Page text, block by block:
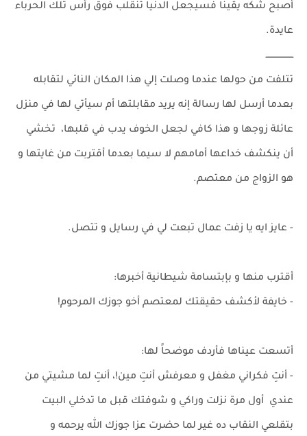
أصبح شكه يقيناً فسيجعل الدنيا تنقلب فوق رأس تلك الحرباء
عايدة.
ــــــــــــــــــــ
تتلفت من حولها عندما وصلت إلي هذا المكان النائي لتقابله
بعدما أرسل لها رسالة إنه يريد مقابلتها أم سيأتي لها في منزل
عائلة زوجها و هذا كافي لجعل الخوف يدب في قلبها، تخشي
أن ينكشف خداعها أمامهم لا سيما بعدما أقتربت من غايتها و
هو الزواج من معتصم.
- عايز ايه يا زفت عمال تبعت لي في رسايل و تتصل.
أقترب منها و بإبتسامة شيطانية أخبرها:
- خايفة لأكشف حقيقتك لمعتصم أخو جوزك المرحوم!
أتسعت عيناها فأردف موضحاً لها:
- أنتِ فكراني مغفل و معرفش أنتِ مين!، أنتِ لما مشيتي من
عندي أول مرة نزلت وراكي و شوفتك قبل ما تدخلي البيت
بتقلعي النقاب ده غير لما حضرت عزا جوزك الله يرحمه و